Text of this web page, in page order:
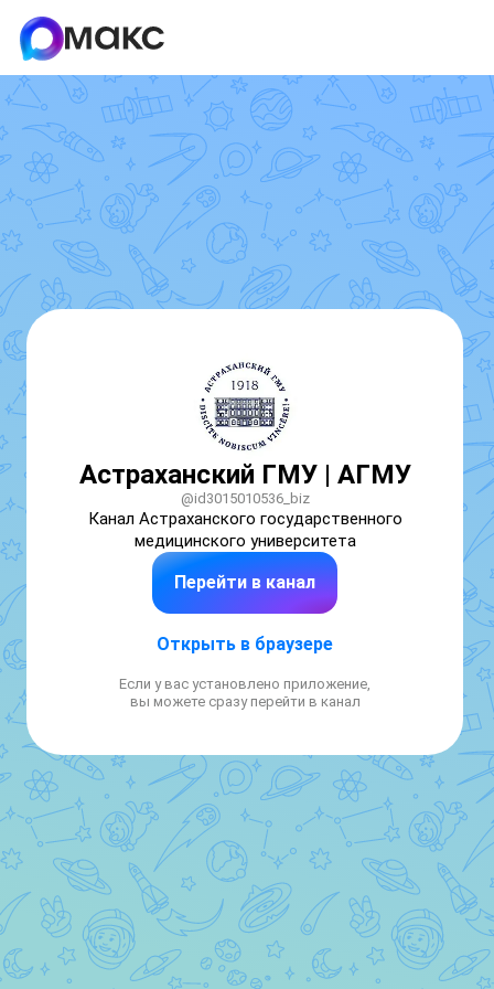
Астраханский ГМУ | АГМУ
@id3015010536_biz
Канал Астраханского государственного
медицинского университета
Перейти в канал
Открыть в браузере
Если у вас установлено приложение,
вы можете сразу перейти в канал